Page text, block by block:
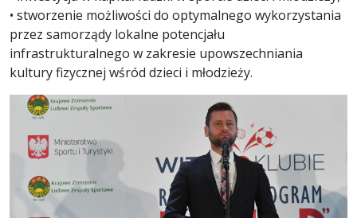
• stworzenie możliwości do optymalnego wykorzystania
przez samorządy lokalne potencjału
infrastrukturalnego w zakresie upowszechniania
kultury fizycznej wśród dzieci i młodzieży.